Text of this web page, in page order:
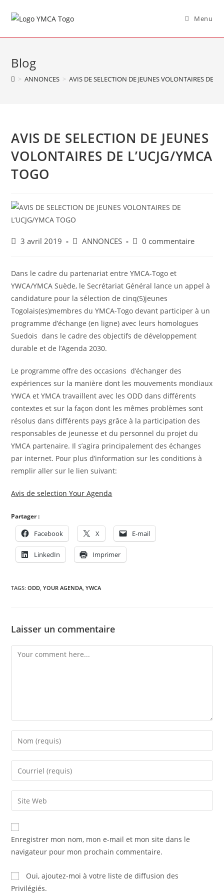
Menu
Blog
> ANNONCES > AVIS DE SELECTION DE JEUNES VOLONTAIRES DE
AVIS DE SELECTION DE JEUNES
VOLONTAIRES DE L’UCJG/YMCA
TOGO
3 avril 2019 ANNONCES 0 commentaire
Dans le cadre du partenariat entre YMCA-Togo et
YWCA/YMCA Suède, le Secrétariat Général lance un appel à
candidature pour la sélection de cinq(5)jeunes
Togolais(es)membres du YMCA-Togo devant participer à un
programme d’échange (en ligne) avec leurs homologues
Suedois dans le cadre des objectifs de développement
durable et de l’Agenda 2030.
Le programme offre des occasions d’échanger des
expériences sur la manière dont les mouvements mondiaux
YWCA et YMCA travaillent avec les ODD dans différents
contextes et sur la façon dont les mêmes problèmes sont
résolus dans différents pays grâce à la participation des
responsables de jeunesse et du personnel du projet du
YMCA partenaire. Il s’agira principalement des échanges
par internet. Pour plus d’information sur les conditions à
remplir aller sur le lien suivant:
Avis de selection Your Agenda
Partager :
Facebook X E-mail
LinkedIn Imprimer
TAGS:ODD, YOUR AGENDA, YWCA
Laisser un commentaire
Enregistrer mon nom, mon e-mail et mon site dans le
navigateur pour mon prochain commentaire.
Oui, ajoutez-moi à votre liste de diffusion des
Privilégiés.